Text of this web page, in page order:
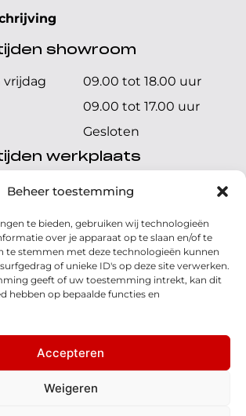
Beheer toestemming
te bieden, gebruiken wij technologieën
over je apparaat op te slaan en/of te
te stemmen met deze technologieën kunnen
of unieke ID's op deze site verwerken.
geeft of uw toestemming intrekt, kan dit
hebben op bepaalde functies en
Accepteren
Weigeren
showroom
vrijdag
09.00 tot 18.00 uur
09.00 tot 17.00 uur
Gesloten
werkplaats
vrijdag
08.00 tot 17.00 uur
Gesloten
Welman